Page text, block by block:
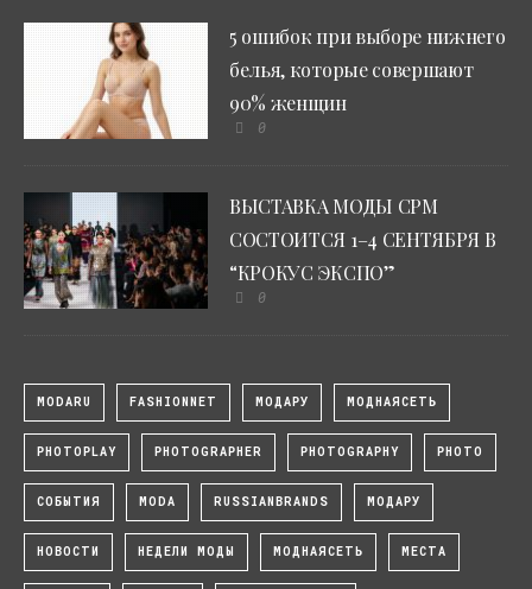
5 ошибок при выборе нижнего
белья, которые совершают
90% женщин
0
ВЫСТАВКА МОДЫ CPM
СОСТОИТСЯ 1–4 СЕНТЯБРЯ В
“КРОКУС ЭКСПО”
0
MODARU FASHIONNET МОДАРУ МОДНАЯСЕТЬ
PHOTOPLAY PHOTOGRAPHER PHOTOGRAPHY PHOTO
СОБЫТИЯ MODA RUSSIANBRANDS МОДАРУ
НОВОСТИ НЕДЕЛИ МОДЫ МОДНАЯСЕТЬ МЕСТА